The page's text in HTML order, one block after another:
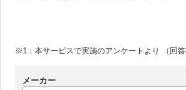
※1：本サービスで実施のアンケートより （回答
メーカー